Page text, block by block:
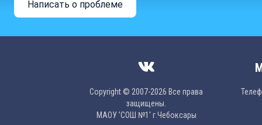
Написать о проблеме
Copyright © 2007-2026 Все права
защищены.
МAОУ 'CОШ №1' г.Чебоксары